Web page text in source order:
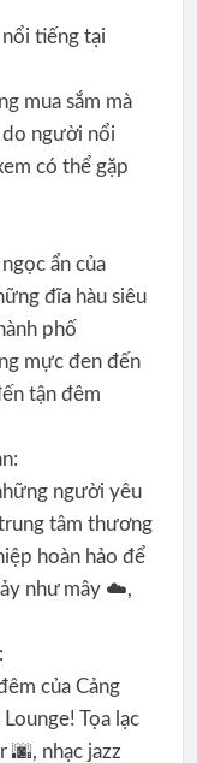
nổi tiếng tại
mua sắm mà
do người nổi
có thể gặp
ẩn của
đĩa hàu siêu
phố
mực đen đến
tận đêm
người yêu
tâm thương
hoàn hảo để
như mây ☁️,
của Cảng
Tọa lạc
🌆, nhạc jazz